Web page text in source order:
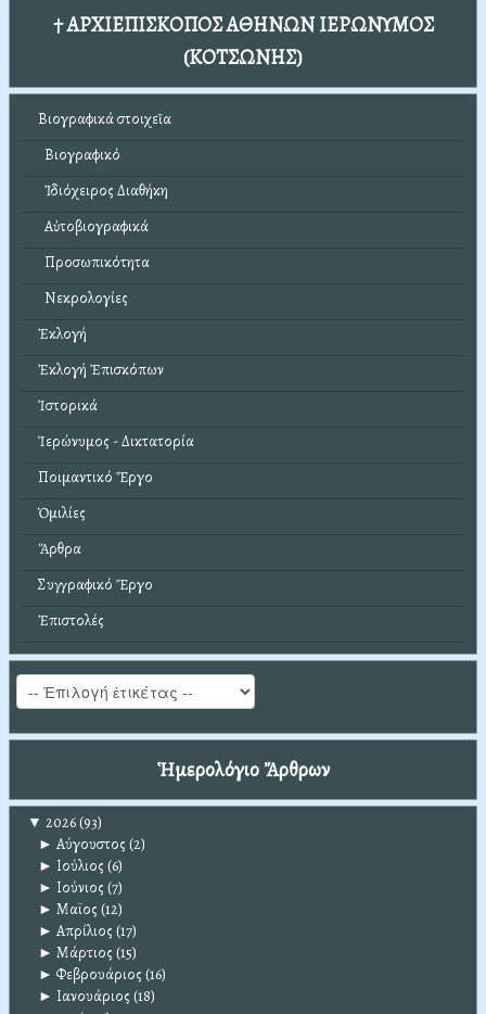
† ΑΡΧΙΕΠΙΣΚΟΠΟΣ ΑΘΗΝΩΝ ΙΕΡΩΝΥΜΟΣ
(ΚΟΤΣΩΝΗΣ)
Βιογραφικά στοιχεῖα
Βιογραφικό
Ἰδιόχειρος Διαθήκη
Αὐτοβιογραφικά
Προσωπικότητα
Νεκρολογίες
Ἐκλογή
Ἐκλογή Ἐπισκόπων
Ἱστορικά
Ἱερώνυμος - Δικτατορία
Ποιμαντικό Ἔργο
Ὁμιλίες
Ἄρθρα
Συγγραφικό Ἔργο
Ἐπιστολές
Ἡμερολόγιο Ἄρθρων
▼ 2026(93)
► Αύγουστος (2)
► Ιούλιος (6)
► Ιούνιος (7)
► Μαϊος (12)
► Απρίλιος (17)
► Μάρτιος (15)
► Φεβρουάριος (16)
► Ιανουάριος (18)